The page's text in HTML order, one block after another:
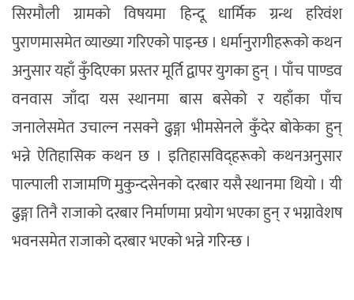
सिरमौली ग्रामको विषयमा हिन्दू धार्मिक ग्रन्थ हरिवंश
पुराणमासमेत व्याख्या गरिएको पाइन्छ । धर्मानुरागीहरूको कथन
अनुसार यहाँ कुँदिएका प्रस्तर मूर्ति द्वापर युगका हुन् । पाँच पाण्डव
वनवास जाँदा यस स्थानमा बास बसेको र यहाँका पाँच
जनालेसमेत उचाल्न नसक्ने ढुङ्गा भीमसेनले कुँदेर बोकेका हुन्
भन्ने ऐतिहासिक कथन छ । इतिहासविद्हरूको कथनअनुसार
पाल्पाली राजामणि मुकुन्दसेनको दरबार यसै स्थानमा थियो । यी
ढुङ्गा तिनै राजाको दरबार निर्माणमा प्रयोग भएका हुन् र भग्नावेशष
भवनसमेत राजाको दरबार भएको भन्ने गरिन्छ ।